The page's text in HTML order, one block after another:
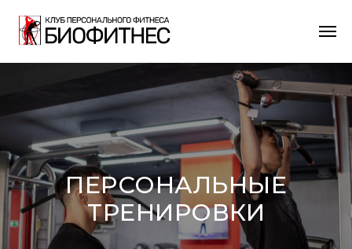
ПЕРСОНАЛЬНЫЕ
ТРЕНИРОВКИ